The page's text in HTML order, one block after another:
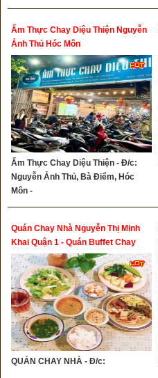
0903902270
Ẩm Thực Chay Diệu Thiện Nguyễn
Ảnh Thủ Hóc Môn
Ẩm Thực Chay Diệu Thiện - Đ/c:
Nguyễn Ảnh Thủ, Bà Điểm, Hóc
Môn -
Quán Chay Nhà Nguyễn Thị Minh
Khai Quận 1 - Quán Buffet Chay
Ngon Quận 1
QUÁN CHAY NHÀ - Đ/c: